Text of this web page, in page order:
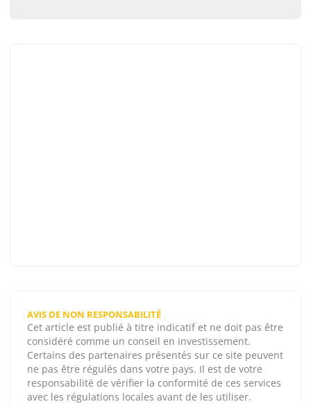
AVIS DE NON RESPONSABILITÉ
Cet article est publié à titre indicatif et ne doit pas être
considéré comme un conseil en investissement.
Certains des partenaires présentés sur ce site peuvent
ne pas être régulés dans votre pays. Il est de votre
responsabilité de vérifier la conformité de ces services
avec les régulations locales avant de les utiliser.